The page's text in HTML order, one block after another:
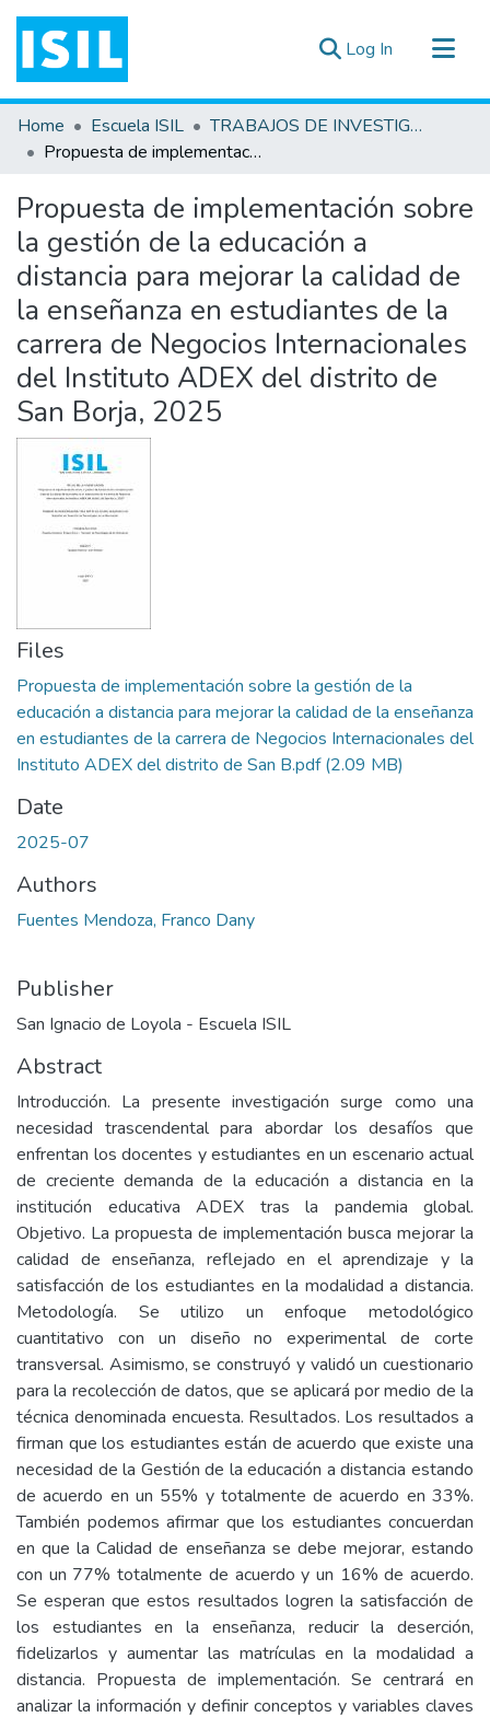
Log In (current)
All of DSpace
Statistics
Documentos ▾
Home Escuela ISIL
TRABAJOS DE INVESTIGACIÓN
Propuesta de implementación sobre la gestión de la educación a distancia para mejorar la calidad de la enseñanza en estudiantes de la carrera de Negocios Internacionales del Instituto ADEX del distrito de San Borja, 2025
Propuesta de implementación sobre
la gestión de la educación a
distancia para mejorar la calidad de
la enseñanza en estudiantes de la
carrera de Negocios Internacionales
del Instituto ADEX del distrito de
San Borja, 2025
Files
Propuesta de implementación sobre la gestión de la
educación a distancia para mejorar la calidad de la enseñanza
en estudiantes de la carrera de Negocios Internacionales del
Instituto ADEX del distrito de San B.pdf(2.09 MB)
Date
2025-07
Authors
Fuentes Mendoza, Franco Dany
Publisher
San Ignacio de Loyola - Escuela ISIL
Abstract
Introducción. La presente investigación surge como una
necesidad trascendental para abordar los desafíos que
enfrentan los docentes y estudiantes en un escenario actual
de creciente demanda de la educación a distancia en la
institución educativa ADEX tras la pandemia global.
Objetivo. La propuesta de implementación busca mejorar la
calidad de enseñanza, reflejado en el aprendizaje y la
satisfacción de los estudiantes en la modalidad a distancia.
Metodología. Se utilizo un enfoque metodológico
cuantitativo con un diseño no experimental de corte
transversal. Asimismo, se construyó y validó un cuestionario
para la recolección de datos, que se aplicará por medio de la
técnica denominada encuesta. Resultados. Los resultados a
firman que los estudiantes están de acuerdo que existe una
necesidad de la Gestión de la educación a distancia estando
de acuerdo en un 55% y totalmente de acuerdo en 33%.
También podemos afirmar que los estudiantes concuerdan
en que la Calidad de enseñanza se debe mejorar, estando
con un 77% totalmente de acuerdo y un 16% de acuerdo.
Se esperan que estos resultados logren la satisfacción de
los estudiantes en la enseñanza, reducir la deserción,
fidelizarlos y aumentar las matrículas en la modalidad a
distancia. Propuesta de implementación. Se centrará en
analizar la información y definir conceptos y variables claves